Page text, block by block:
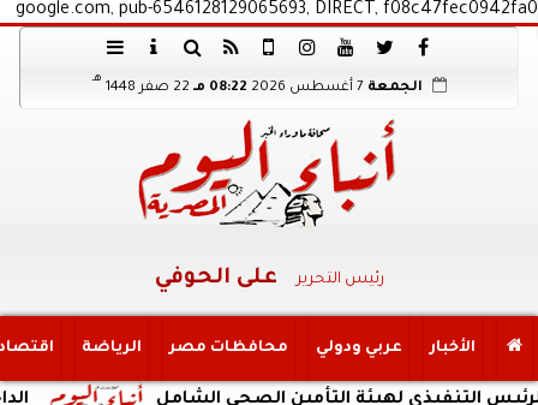
google.com, pub-6546128129065693, DIRECT, f08c47fec0942fa0
الجمعة 08:22 مـ 22 صفر 1448
هـ
رئيس التحرير على الحوفي
الأخبار عربي ودولي محافظات مصر الرياضة
الداخلية: لهيئة التأمين الصحي الشامل